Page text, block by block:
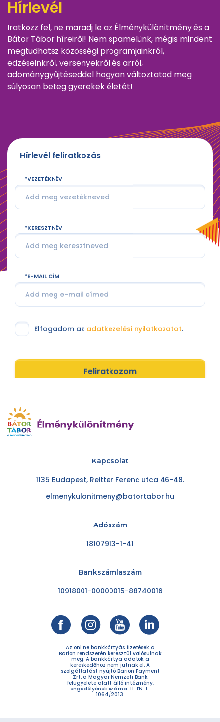
Hírlevél
Iratkozz fel, ne maradj le az Élménykülönítmény és a
Bátor Tábor híreiről! Nem spamelünk, mégis mindent
megtudhatsz közösségi programjainkról,
edzéseinkről, versenyekről és arról,
adománygyűjtéseddel hogyan változtatod meg
súlyosan beteg gyerekek életét!
Hírlevél feliratkozás
VEZETÉKNÉV
KERESZTNÉV
E-MAIL CÍM
Elfogadom az adatkezelési nyilatkozatot.
Feliratkozom
Kapcsolat
1135 Budapest, Reitter Ferenc utca 46-48.
elmenykulonitmeny@batortabor.hu
Adószám
18107913-1-41
Bankszámlaszám
10918001-00000015-88740016
Az online bankkártyás fizetések a
Barion rendszerén keresztül valósulnak
meg. A bankkártya adatok a
kereskedőhöz nem jutnak el. A
szolgáltatást nyújtó Barion Payment
Zrt. a Magyar Nemzeti Bank
felügyelete alatt álló intézmény,
engedélyének száma: H-EN-I-
1064/2013.